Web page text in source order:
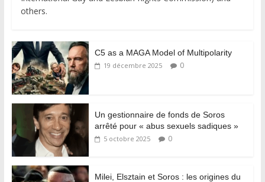
others.
C5 as a MAGA Model of Multipolarity
19 décembre 2025 0
Un gestionnaire de fonds de Soros
arrêté pour « abus sexuels sadiques »
5 octobre 2025 0
Milei, Elsztain et Soros : les origines du